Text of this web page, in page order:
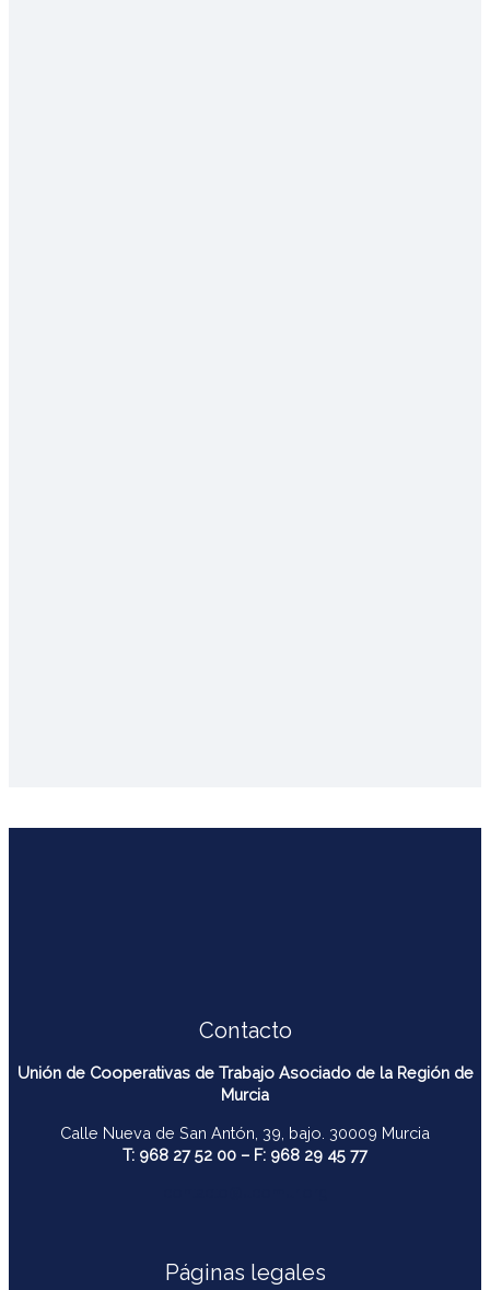
Contacto
Unión de Cooperativas de Trabajo Asociado de la Región de
Murcia
Calle Nueva de San Antón, 39, bajo. 30009 Murcia
T: 968 27 52 00 – F: 968 29 45 77
Páginas legales